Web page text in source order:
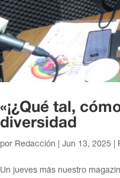
«¡¿Qué tal,
diversidad
por Redacción |Jun 13, 2025
Un jueves más nuestro